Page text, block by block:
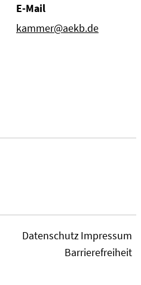
E-Mail
kammer@aekb.de
DatenschutzImpressum
Barrierefreiheit